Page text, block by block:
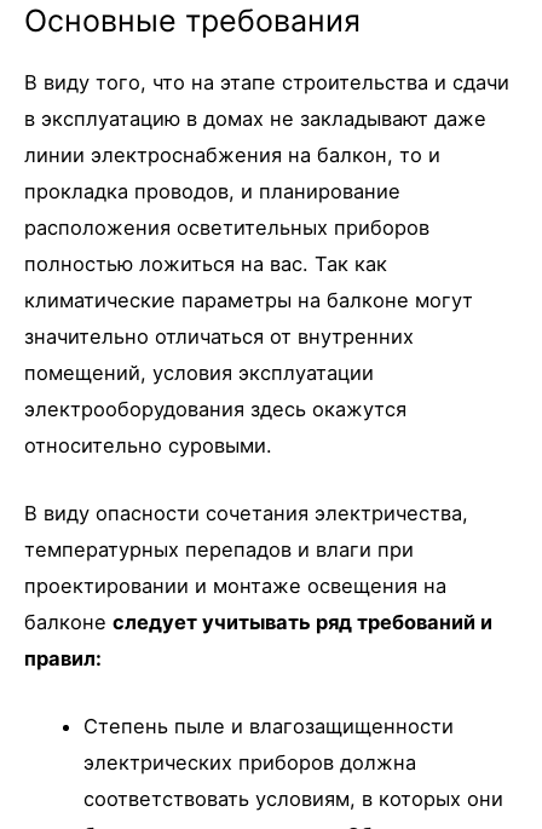
Основные требования
В виду того, что на этапе строительства и сдачи
в эксплуатацию в домах не закладывают даже
линии электроснабжения на балкон, то и
прокладка проводов, и планирование
расположения осветительных приборов
полностью ложиться на вас. Так как
климатические параметры на балконе могут
значительно отличаться от внутренних
помещений, условия эксплуатации
электрооборудования здесь окажутся
относительно суровыми.
В виду опасности сочетания электричества,
температурных перепадов и влаги при
проектировании и монтаже освещения на
балконе следует учитывать ряд требований и
правил:
Степень пыле и влагозащищенности
электрических приборов должна
соответствовать условиям, в которых они